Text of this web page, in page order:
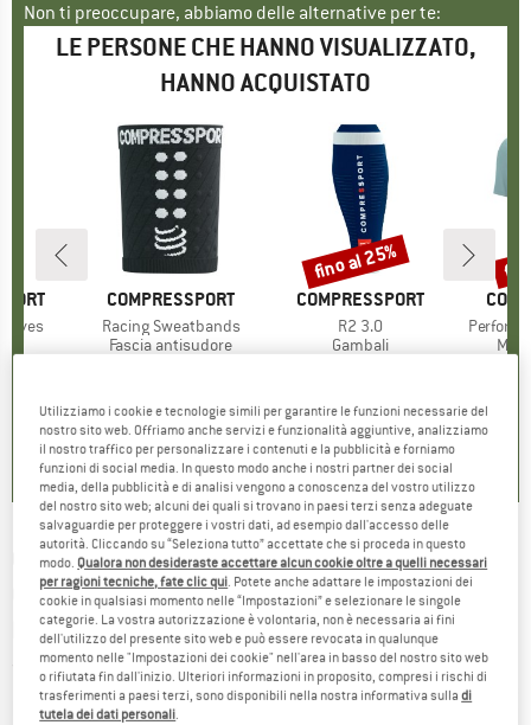
Non ti preoccupare, abbiamo delle alternative per te:
LE PERSONE CHE HANNO VISUALIZZATO,
HANNO ACQUISTATO
MARCHIO
COMPRESSPORT
Articolo
Racing Sweatbands
Gruppo di prodotti
Fascia antisudore
0,0(0)
MARCHIO
COMPRESSPORT
Articolo
R2 3.0
Gruppo di prodotti
Gambali
5,0(7 )
Sconto
fino al 25%
Articolo
CONTINENTAL -28'' x 22 mm Sprinter
GatorSkin Tubular Skin - Pneumatico da
bicicletta
(0)
Utilizziamo i cookie e tecnologie simili per garantire le funzioni necessarie del
nostro sito web. Offriamo anche servizi e funzionalità aggiuntive, analizziamo
il nostro traffico per personalizzare i contenuti e la pubblicità e forniamo
funzioni di social media. In questo modo anche i nostri partner dei social
media, della pubblicità e di analisi vengono a conoscenza del vostro utilizzo
del nostro sito web; alcuni dei quali si trovano in paesi terzi senza adeguate
salvaguardie per proteggere i vostri dati, ad esempio dall'accesso delle
autorità. Cliccando su “Seleziona tutto” accettate che si proceda in questo
modo. Qualora non desideraste accettare alcun cookie oltre a quelli necessari
per ragioni tecniche, fate clic qui. Potete anche adattare le impostazioni dei
cookie in qualsiasi momento nelle “Impostazioni” e selezionare le singole
categorie. La vostra autorizzazione è volontaria, non è necessaria ai fini
dell'utilizzo del presente sito web e può essere revocata in qualunque
momento nelle "Impostazioni dei cookie" nell'area in basso del nostro sito web
o rifiutata fin dall'inizio. Ulteriori informazioni in proposito, compresi i rischi di
trasferimenti a paesi terzi, sono disponibili nella nostra informativa sulladi
tutela dei dati personali.